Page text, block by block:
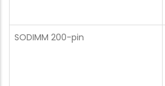
SODIMM 200-pin